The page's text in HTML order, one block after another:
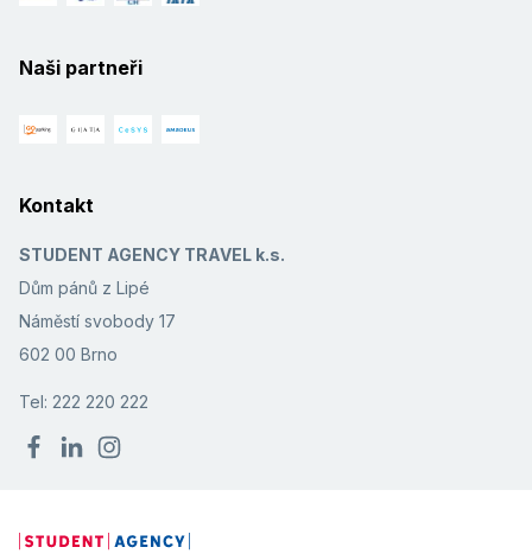
Naši partneři
Kontakt
STUDENT AGENCY TRAVEL k.s.
Dům pánů z Lipé
Náměstí svobody 17
602 00 Brno
Tel: 222 220 222